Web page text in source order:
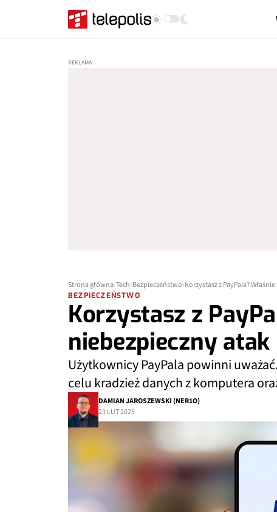
Strona główna Tech Bezpieczeństwo Korzystasz z PayPala?
BEZPIECZEŃSTWO
Korzystasz z
niebezpieczny atak
Użytkownicy PayPala powinni
celu kradzież danych z komputera
DAMIAN JAROSZEWSKI (NER1O)
23 LUT 2025